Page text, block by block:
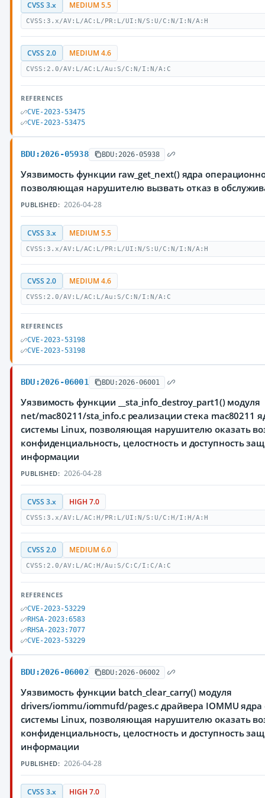
CVSS 3.x MEDIUM 5.5
CVSS:3.x/AV:L/AC:L/PR:L/UI:N/S:U/C:N/I:N/A:H
CVSS 2.0 MEDIUM 4.6
CVSS:2.0/AV:L/AC:L/Au:S/C:N/I:N/A:C
REFERENCES
CVE-2023-53475
CVE-2023-53475
BDU:2026-05938 BDU:2026-05938
Уязвимость функции raw_get_next() ядра
позволяющая нарушителю вызвать отказ в
PUBLISHED: 2026-04-28
CVSS 3.x MEDIUM 5.5
CVSS:3.x/AV:L/AC:L/PR:L/UI:N/S:U/C:N/I:N/A:H
CVSS 2.0 MEDIUM 4.6
CVSS:2.0/AV:L/AC:L/Au:S/C:N/I:N/A:C
REFERENCES
CVE-2023-53198
CVE-2023-53198
BDU:2026-06001 BDU:2026-06001
Уязвимость функции __sta_info_destroy_part1() модуля
net/mac80211/sta_info.c реализации стека mac80211
системы Linux, позволяющая нарушителю оказать
конфиденциальность, целостность и доступность
информации
PUBLISHED: 2026-04-28
CVSS 3.x HIGH 7.0
CVSS:3.x/AV:L/AC:H/PR:L/UI:N/S:U/C:H/I:H/A:H
CVSS 2.0 MEDIUM 6.0
CVSS:2.0/AV:L/AC:H/Au:S/C:C/I:C/A:C
REFERENCES
CVE-2023-53229
RHSA-2023:6583
RHSA-2023:7077
CVE-2023-53229
BDU:2026-06002 BDU:2026-06002
Уязвимость функции batch_clear_carry() модуля
drivers/iommu/iommufd/pages.c драйвера IOMMU
системы Linux, позволяющая нарушителю оказать
конфиденциальность, целостность и доступность
информации
PUBLISHED: 2026-04-28
CVSS 3.x HIGH 7.0